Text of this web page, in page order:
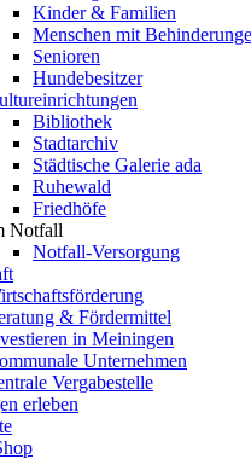
Kinder & Familien
Menschen mit
Senioren
Hundebesitzer
Bibliothek
Stadtarchiv
Städtische Galerie ada
Ruhewald
Friedhöfe
Notfall
Notfall-Versorgung
& Fördermittel
in Meiningen
Unternehmen
Vergabestelle
erleben